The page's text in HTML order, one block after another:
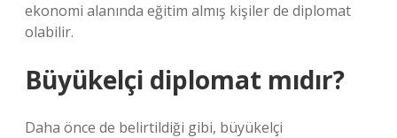
ekonomi alanında eğitim almış kişiler de diplomat
olabilir.
Büyükelçi diplomat mıdır?
Daha önce de belirtildiği gibi, büyükelçi